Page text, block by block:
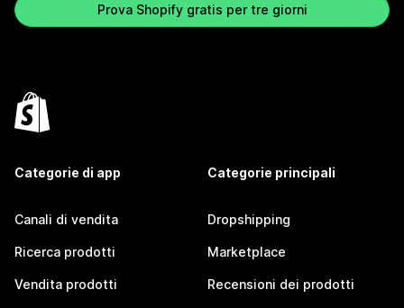
Prova Shopify gratis per tre giorni
Categorie di app
Canali di vendita
Ricerca prodotti
Vendita prodotti
Categorie principali
Dropshipping
Marketplace
Recensioni dei prodotti